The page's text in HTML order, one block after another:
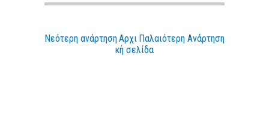
Νεότερη ανάρτηση Παλαιότερη Ανάρτηση
Αρχι
κή σελίδα